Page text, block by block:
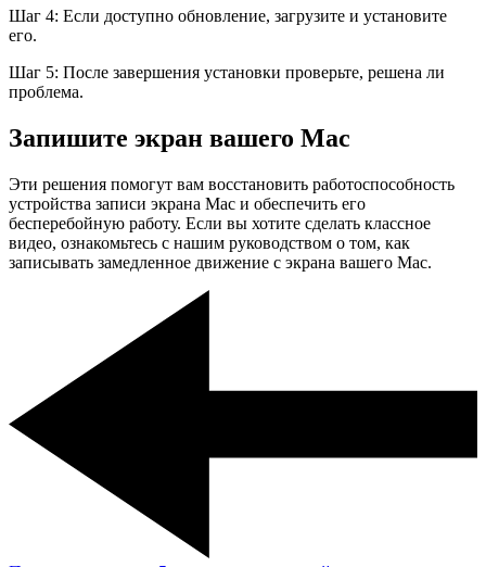
Шаг 4: Если доступно обновление, загрузите и установите
его.
Шаг 5: После завершения установки проверьте, решена ли
проблема.
Запишите экран вашего Mac
Эти решения помогут вам восстановить работоспособность
устройства записи экрана Mac и обеспечить его
бесперебойную работу. Если вы хотите сделать классное
видео, ознакомьтесь с нашим руководством о том, как
записывать замедленное движение с экрана вашего Mac.